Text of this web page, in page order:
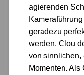
agierenden
geradezu
werden. Clou
von sinnlichen,
Momenten. Als